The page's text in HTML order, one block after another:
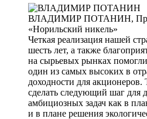
ВЛАДИМИР ПОТАНИН,
«Норильский никель»
Четкая реализация нашей
шесть лет, а также
на сырьевых рынках
один из самых высоких в
доходности для
сделать следующий шаг для
амбициозных задач как в
и в плане решения